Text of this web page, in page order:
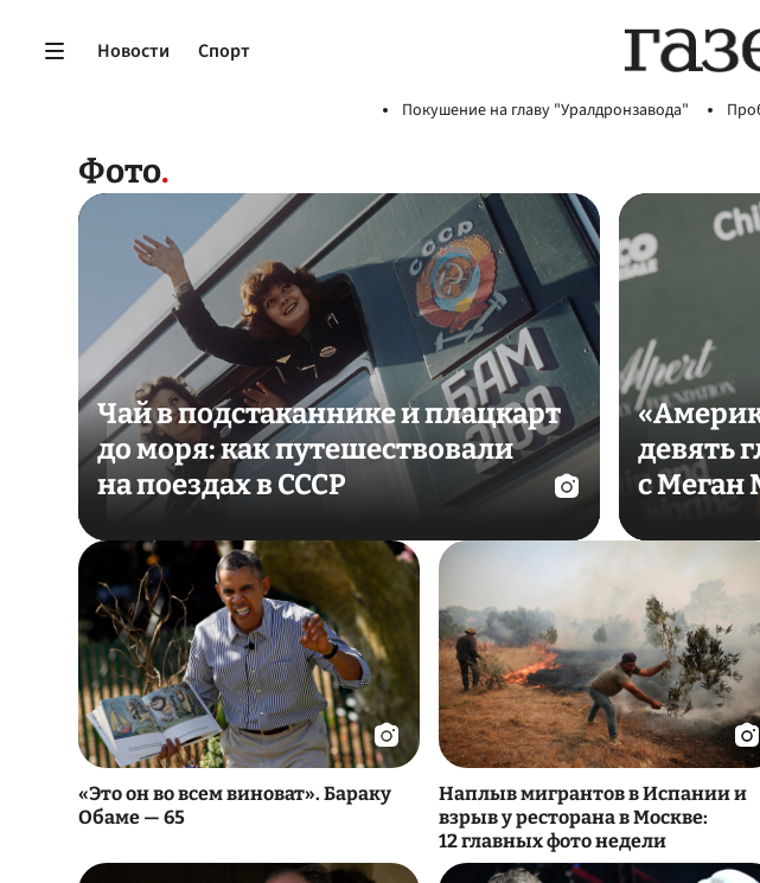
Новости Спорт
Покушение на главу "Уралдронзавода"
Фото
Чай в подстаканнике и плацкарт
до моря: как путешествовали
на поездах в СССР
девять
с Меган
«Это он во всем виноват». Бараку
Обаме — 65
Наплыв мигрантов в Испании и
взрыв у ресторана в Москве:
12 главных фото недели